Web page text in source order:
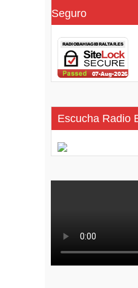
Seguro
Escucha Radio